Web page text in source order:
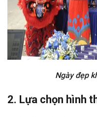
Ngày đẹp
2. Lựa chọn hình